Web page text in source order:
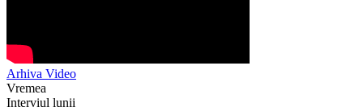
Arhiva Video
Vremea
Interviul lunii